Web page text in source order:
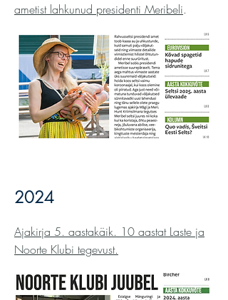
ametist lahkunud presidenti Meribeli.
2024
Ajakirja 5. aastakäik. 10 aastat Laste ja
Noorte Klubi tegevust.